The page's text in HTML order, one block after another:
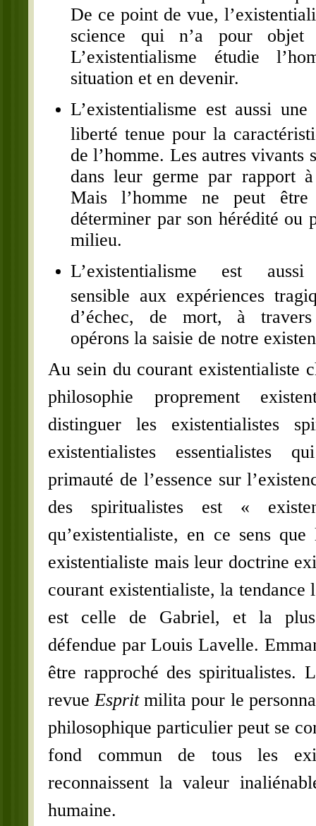
De ce point de vue,
science qui n’a pour
L’existentialisme étudie
situation et en devenir.
L’existentialisme est aussi
liberté tenue pour la
de l’homme. Les autres vivants
dans leur germe par rapport
Mais l’homme ne peut
déterminer par son hérédité ou
milieu.
L’existentialisme est aussi
sensible aux expériences
d’échec, de mort, à
opérons la saisie de notre
Au sein du courant existentialiste
philosophie proprement
distinguer les existentialistes
existentialistes essentialistes
primauté de l’essence sur
des spiritualistes est «
qu’existentialiste, en ce sens
existentialiste mais leur doctrine
courant existentialiste, la tendance
est celle de Gabriel, et la plus
défendue par Louis Lavelle.
être rapproché des spiritualistes.
revueEspritmilita pour le
philosophique particulier peut se
fond commun de tous les
reconnaissent la valeur
humaine.